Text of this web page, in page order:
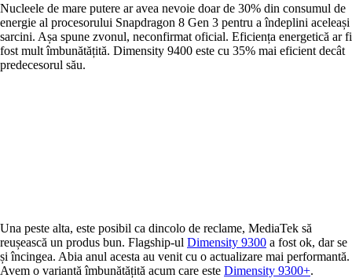
Nucleele de mare putere ar avea nevoie doar de 30% din consumul de
energie al procesorului Snapdragon 8 Gen 3 pentru a îndeplini aceleași
sarcini. Așa spune zvonul, neconfirmat oficial. Eficiența energetică ar fi
fost mult îmbunătățită. Dimensity 9400 este cu 35% mai eficient decât
predecesorul său.
Una peste alta, este posibil ca dincolo de reclame, MediaTek să
reușească un produs bun. Flagship-ul Dimensity 9300 a fost ok, dar se
și încingea. Abia anul acesta au venit cu o actualizare mai performantă.
Avem o variantă îmbunătățită acum care este Dimensity 9300+.